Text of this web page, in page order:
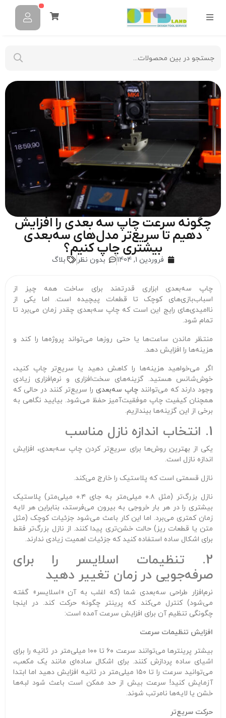
چگونه سرعت چاپ سه‌ بعدی را افزایش
دهیم تا سریع‌تر مدل‌های سه‌بعدی
بیشتری چاپ کنیم؟
فروردین 1, 1404 بدون نظر بلاگ
چاپ سه‌بعدی ابزاری قدرتمند برای ساخت همه چیز از
اسباب‌بازی‌های کوچک تا قطعات پیچیده است. اما یکی از
ناامیدی‌های رایج این است که چاپ سه‌بعدی چقدر زمان می‌برد تا
تمام شود.
منتظر ماندن ساعت‌ها یا حتی روزها می‌تواند پروژه‌ها را کند و
هزینه‌ها را افزایش دهد.
اگر می‌خواهید هزینه‌ها را کاهش دهید یا سریع‌تر چاپ کنید،
خوش‌شانس هستید. گزینه‌های سخت‌افزاری و نرم‌افزاری زیادی
وجود دارند که می‌توانند چاپ سه‌بعدی را سریع‌تر کنند در حالی که
همچنان کیفیت چاپ موفقیت‌آمیز حفظ می‌شود. بیایید نگاهی به
برخی از این گزینه‌ها بیندازیم.
1. انتخاب اندازه نازل مناسب
یکی از بهترین روش‌ها برای سریع‌تر کردن چاپ سه‌بعدی، افزایش
اندازه نازل است.
نازل قسمتی است که پلاستیک را خارج می‌کند.
نازل بزرگ‌تر (مثل ۰.۸ میلی‌متر به جای ۰.۴ میلی‌متر) پلاستیک
بیشتری را در هر بار خروجی به بیرون می‌فرستد، بنابراین هر لایه
زمان کمتری می‌برد. اما این کار باعث می‌شود جزئیات کوچک (مثل
متن یا قطعات ریز) حالت خشن‌تری پیدا کنند. از نازل بزرگ‌تر فقط
برای اشکال ساده استفاده کنید که جزئیات اهمیت زیادی ندارند.
2. تنظیمات اسلایسر را برای
صرفه‌جویی در زمان تغییر دهید
نرم‌افزار طراحی سه‌بعدی شما (که اغلب به آن «اسلایسر» گفته
می‌شود) کنترل می‌کند که پرینتر چگونه حرکت کند. در اینجا
چگونگی تنظیم آن برای افزایش سرعت آمده است:
افزایش تنظیمات سرعت
بیشتر پرینترها می‌توانند سرعت ۶۰ تا ۱۰۰ میلی‌متر در ثانیه را برای
اشیای ساده پردازش کنند. برای اشکال ساده‌ای مانند یک مکعب،
می‌توانید سرعت را تا ۱۵۰ میلی‌متر در ثانیه افزایش دهید اما ابتدا
آزمایش کنید! سرعت بیش از حد ممکن است باعث شود لبه‌ها
خشن یا لایه‌ها نامرتب شوند.
حرکت سریع‌تر